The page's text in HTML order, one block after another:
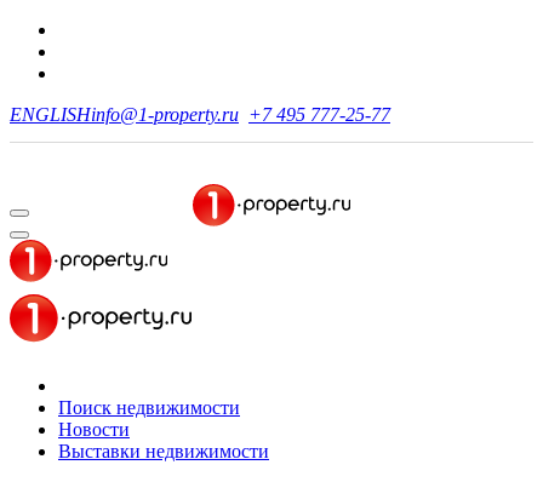
ENGLISHinfo@1-property.ru +7 495 777-25-77
Поиск недвижимости
Новости
Выставки недвижимости